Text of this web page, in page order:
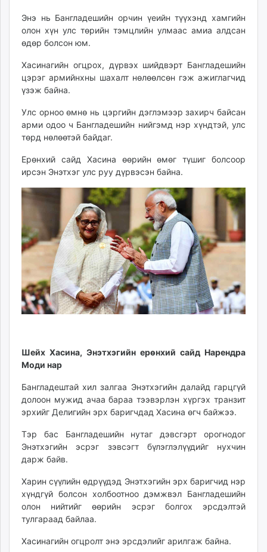
Энэ нь Бангладешийн орчин үеийн түүхэнд хамгийн
олон хүн улс төрийн тэмцлийн улмаас амиа алдсан
өдөр болсон юм.
Хасинагийн огцрох, дүрвэх шийдвэрт Бангладешийн
цэрэг армийнхны шахалт нөлөөлсөн гэж ажиглагчид
үзэж байна.
Улс орноо өмнө нь цэргийн дэглэмээр захирч байсан
арми одоо ч Бангладешийн нийгэмд нэр хүндтэй, улс
төрд нөлөөтэй байдаг.
Ерөнхий сайд Хасина өөрийн өмөг түшиг болсоор
ирсэн Энэтхэг улс руу дүрвэсэн байна.
Шейх Хасина, Энэтхэгийн ерөнхий сайд Нарендра
Моди нар
Бангладештай хил залгаа Энэтхэгийн далайд гарцгүй
долоон мужид ачаа бараа тээвэрлэн хүргэх транзит
эрхийг Делигийн эрх баригчдад Хасина өгч байжээ.
Тэр бас Бангладешийн нутаг дэвсгэрт орогнодог
Энэтхэгийн эсрэг зэвсэгт бүлэглэлүүдийг нухчин
дарж байв.
Харин сүүлийн өдрүүдэд Энэтхэгийн эрх баригчид нэр
хүндгүй болсон холбоотноо дэмжвэл Бангладешийн
олон нийтийг өөрийн эсрэг болгох эрсдэлтэй
тулгараад байлаа.
Хасинагийн огцролт энэ эрсдэлийг арилгаж байна.